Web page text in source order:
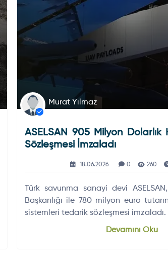
Murat Yılmaz
ASELSAN 905 Milyon
Sözleşmesi İmzaladı
18.06.2026 0 260
Türk savunma sanayi devi
Başkanlığı ile 780 milyon euro
sistemleri tedarik sözleşmesi imzaladı.
Devamını Oku